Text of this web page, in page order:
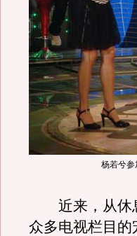
杨若兮参
近来，从休息
众多电视栏目